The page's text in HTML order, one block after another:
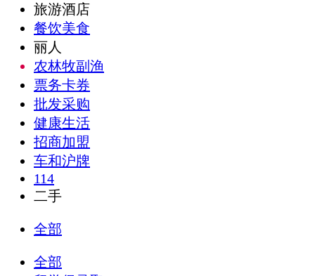
旅游酒店
餐饮美食
丽人
农林牧副渔
票务卡券
批发采购
健康生活
招商加盟
车和沪牌
114
二手
全部
全部